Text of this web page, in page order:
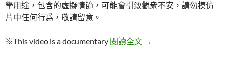
學用途，包含的虛擬情節，可能會引致觀衆不安，請勿模仿
片中任何行爲，敬請留意。
※This video is a documentary 閱讀全文 【都市傳說真相】如
→